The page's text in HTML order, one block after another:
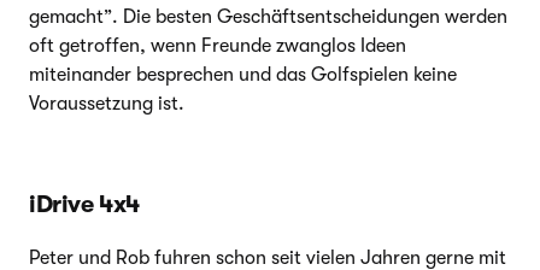
gemacht”. Die besten Geschäftsentscheidungen werden
oft getroffen, wenn Freunde zwanglos Ideen
miteinander besprechen und das Golfspielen keine
Voraussetzung ist.
iDrive 4x4
Peter und Rob fuhren schon seit vielen Jahren gerne mit